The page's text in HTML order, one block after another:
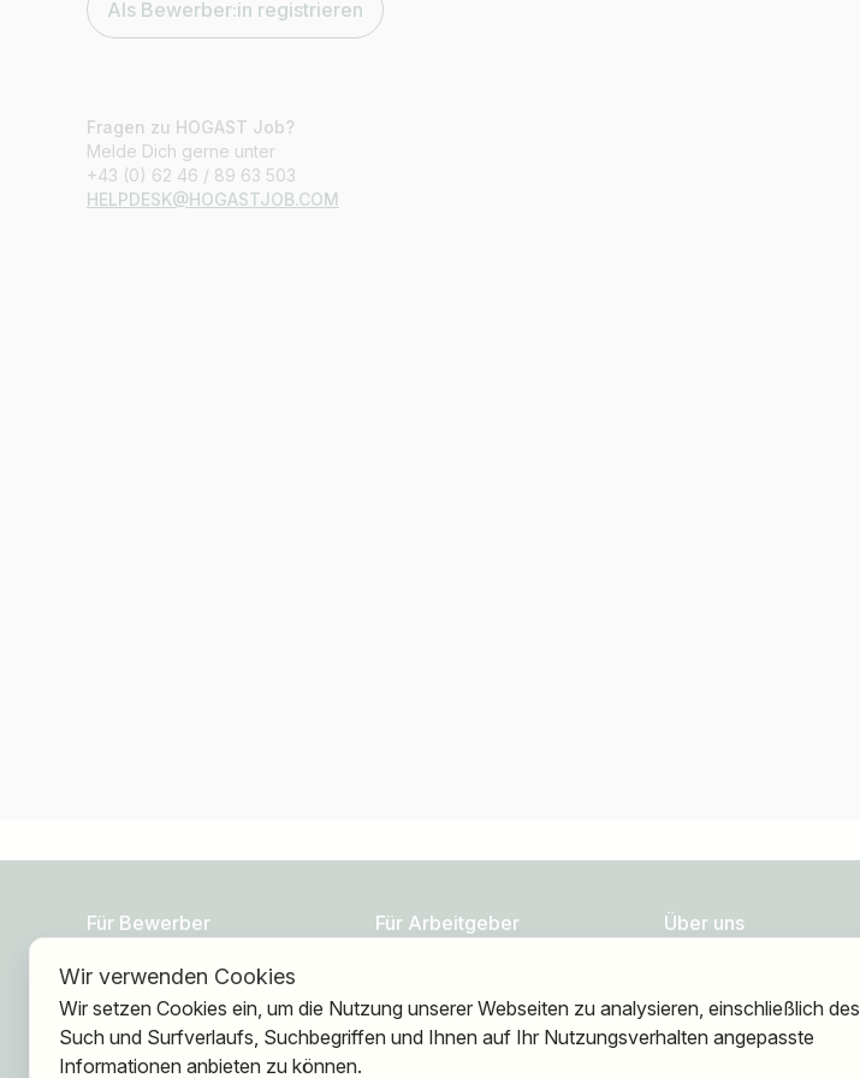
Als Bewerber:in registrieren
Fragen zu HOGAST Job?
Melde Dich gerne unter
+43 (0) 62 46 / 89 63 503
HELPDESK@HOGASTJOB.COM
Für Bewerber
Jobs finden
Arbeitgeber finden
Registrierung
Für Arbeitgeber
Registrierung
Über uns
Blog
Newsletter
Wir verwenden Cookies
Wir setzen Cookies ein, um die Nutzung unserer Webseiten zu analysieren, einschließlich des
Such und Surfverlaufs, Suchbegriffen und Ihnen auf Ihr Nutzungsverhalten angepasste
Informationen anbieten zu können.